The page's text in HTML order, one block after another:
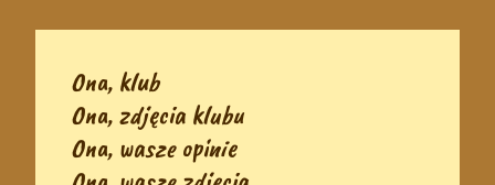
Ona, klub
Ona, zdjęcia klubu
Ona, wasze opinie